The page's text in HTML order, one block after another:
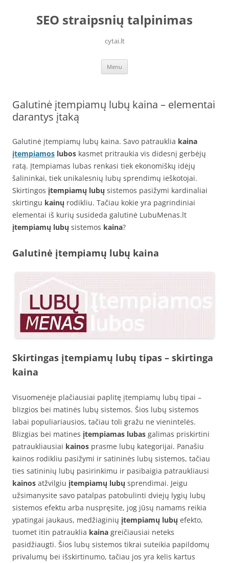
contentSEO straipsnių talpinimas
cytai.lt
Menu
Galutinė įtempiamų lubų kaina – elementai
darantys įtaką
Galutinė įtempiamų lubų kaina. Savo patrauklia kaina
įtempiamos lubos kasmet pritraukia vis didesnį gerbėjų
ratą. Įtempiamas lubas renkasi tiek ekonomiškų idėjų
šalininkai, tiek unikalesnių lubų sprendimų ieškotojai.
Skirtingos įtempiamų lubų sistemos pasižymi kardinaliai
skirtingu kainų rodikliu. Tačiau kokie yra pagrindiniai
elementai iš kurių susideda galutinė LubuMenas.lt
įtempiamų lubų sistemos kaina?
Galutinė įtempiamų lubų kaina
Skirtingas įtempiamų lubų tipas – skirtinga
kaina
Visuomenėje plačiausiai paplitę įtempiamų lubų tipai –
blizgios bei matinės lubų sistemos. Šios lubų sistemos
labai populiariausios, tačiau toli gražu ne vienintelės.
Blizgias bei matines įtempiamas lubas galimas priskirtini
patraukliausiai kainos prasme lubų kategorijai. Panašiu
kainos rodikliu pasižymi ir satininės lubų sistemos, tačiau
ties satininių lubų pasirinkimu ir pasibaigia patraukliausi
kainos atžvilgiu įtempiamų lubų sprendimai. Jeigu
užsimanysite savo patalpas patobulinti dviejų lygių lubų
sistemos efektu arba nuspręsite, jog jūsų namams reikia
ypatingai jaukaus, medžiaginių įtempiamų lubų efekto,
tuomet itin patrauklia kaina greičiausiai neteks
pasidžiaugti. Šios lubų sistemos tikrai suteikia papildomų
privalumų bei išskirtinumo, tačiau jos yra kelis kartus